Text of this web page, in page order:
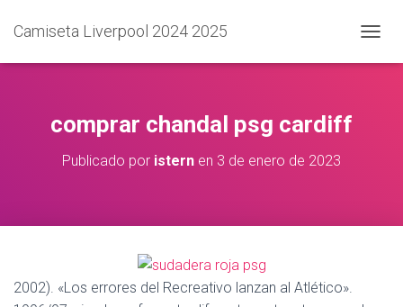
Camiseta Liverpool 2024 2025
A
comprar chandal psg cardiff
Publicado por istern en 3 de enero de 2023
2002). «Los errores del Recreativo lanzan al Atlético».